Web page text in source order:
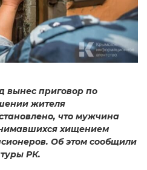
вынес приговор по
жителя
что мужчина
хищением
Об этом сообщили
РК.